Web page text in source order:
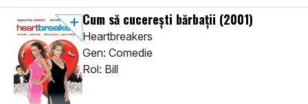
Cum să cucerești bărbații (2001)
Heartbreakers
Gen: Comedie
Rol: Bill